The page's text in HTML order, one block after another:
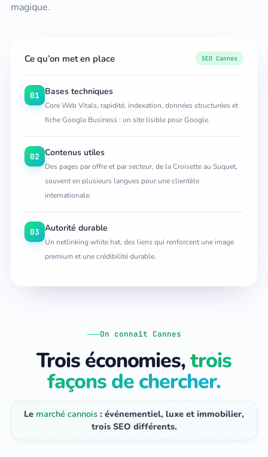
magique.
Ce qu’on met en place SEO Cannes
01 Bases techniques
Core Web Vitals, rapidité, indexation, données structurées et
fiche Google Business : un site lisible pour Google.
02 Contenus utiles
Des pages par offre et par secteur, de la Croisette au Suquet,
souvent en plusieurs langues pour une clientèle
internationale.
03 Autorité durable
Un netlinking white hat, des liens qui renforcent une image
premium et une crédibilité durable.
On connaît Cannes
Trois économies,trois
façons de chercher.
Le marché cannois : événementiel, luxe et immobilier,
trois SEO différents.